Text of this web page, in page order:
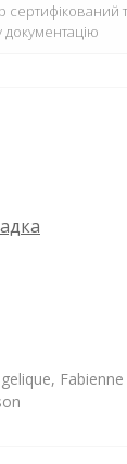
сертифікований
документацію